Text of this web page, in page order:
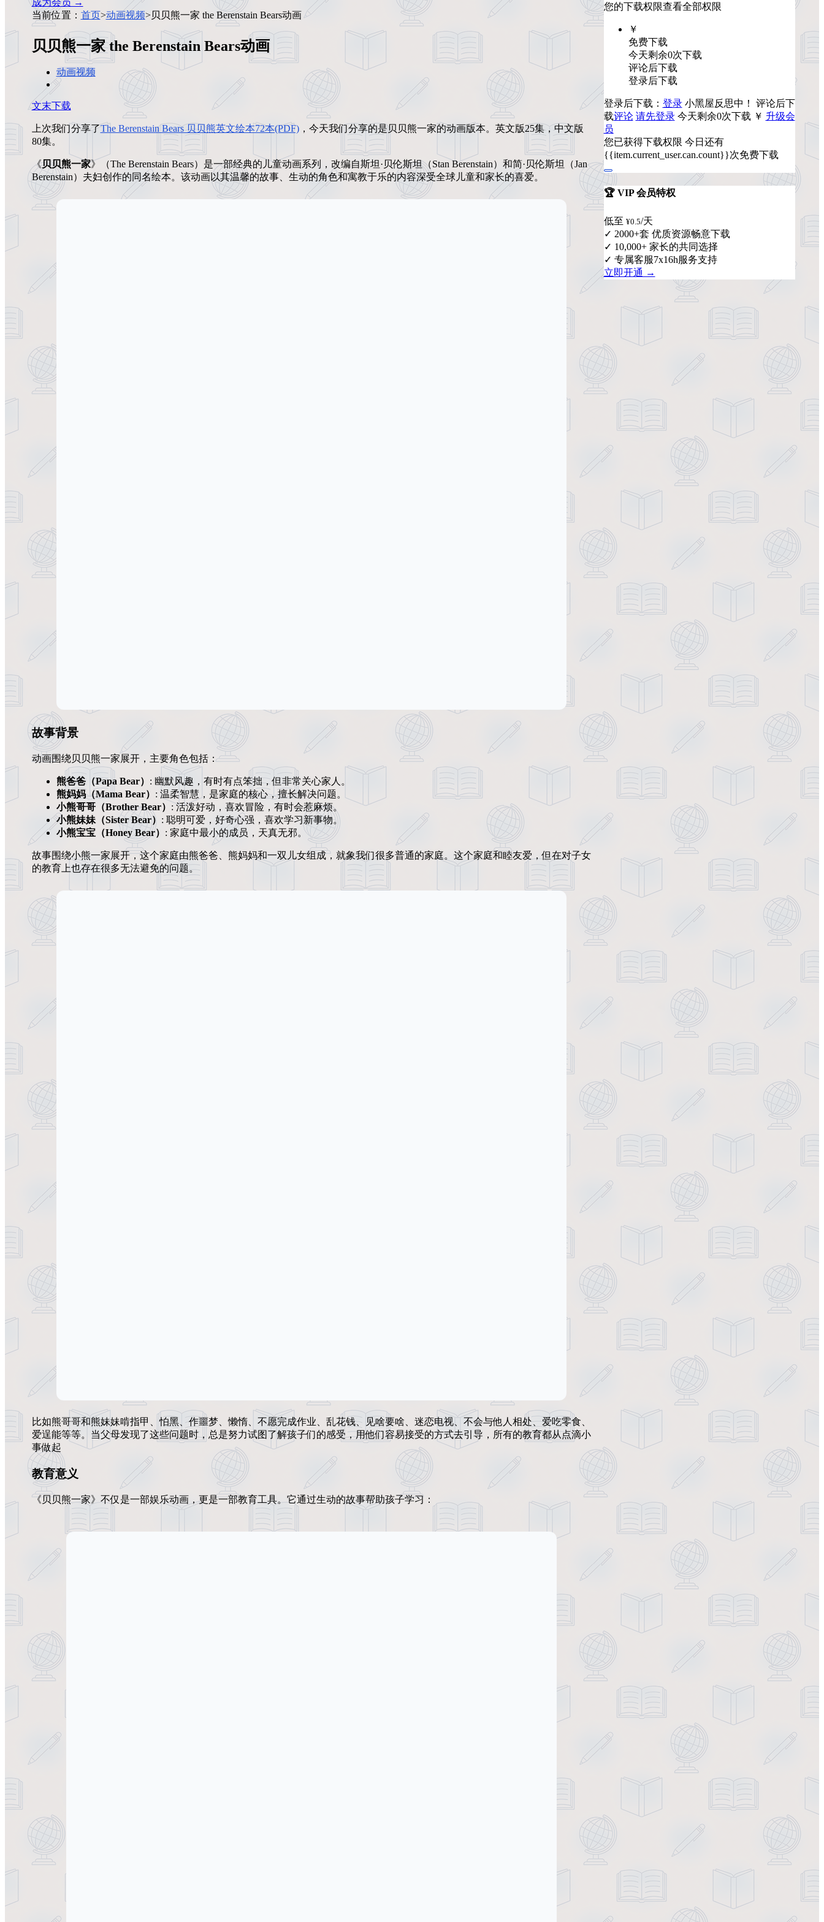
成为会员 →
当前位置： 首页>动画视频>贝贝熊一家 the Berenstain Bears动画
贝贝熊一家 the Berenstain Bears动画
动画视频
文末下载
上次我们分享了The Berenstain Bears 贝贝熊英文绘本72本(PDF)，今天我们分享的是贝贝熊一家的动画版本。英文版25集，中文版
80集。
《贝贝熊一家》（The Berenstain Bears）是一部经典的儿童动画系列，改编自斯坦·贝伦斯坦（Stan Berenstain）和简·贝伦斯坦（Jan
Berenstain）夫妇创作的同名绘本。该动画以其温馨的故事、生动的角色和寓教于乐的内容深受全球儿童和家长的喜爱。
故事背景
动画围绕贝贝熊一家展开，主要角色包括：
熊爸爸（Papa Bear） : 幽默风趣，有时有点笨拙，但非常关心家人。
熊妈妈（Mama Bear） : 温柔智慧，是家庭的核心，擅长解决问题。
小熊哥哥（Brother Bear） : 活泼好动，喜欢冒险，有时会惹麻烦。
小熊妹妹（Sister Bear） : 聪明可爱，好奇心强，喜欢学习新事物。
小熊宝宝（Honey Bear） : 家庭中最小的成员，天真无邪。
故事围绕小熊一家展开，这个家庭由熊爸爸、熊妈妈和一双儿女组成，就象我们很多普通的家庭。这个家庭和睦友爱，但在对子女
的教育上也存在很多无法避免的问题。
比如熊哥哥和熊妹妹啃指甲、怕黑、作噩梦、懒惰、不愿完成作业、乱花钱、见啥要啥、迷恋电视、不会与他人相处、爱吃零食、
爱逞能等等。当父母发现了这些问题时，总是努力试图了解孩子们的感受，用他们容易接受的方式去引导，所有的教育都从点滴小
事做起
教育意义
《贝贝熊一家》不仅是一部娱乐动画，更是一部教育工具。它通过生动的故事帮助孩子学习：
您的下载权限查看全部权限
￥
免费下载
今天剩余0次下载
评论后下载
登录后下载
登录后下载： 登录 小黑屋反思中！ 评论后下
载评论 请先登录 今天剩余0次下载 ￥ 升级会
员
您已获得下载权限 今日还有
{{item.current_user.can.count}}次免费下载
🏆 VIP 会员特权
低至 ¥0.5/天
✓ 2000+套 优质资源畅意下载
✓ 10,000+ 家长的共同选择
✓ 专属客服7x16h服务支持
立即开通 →